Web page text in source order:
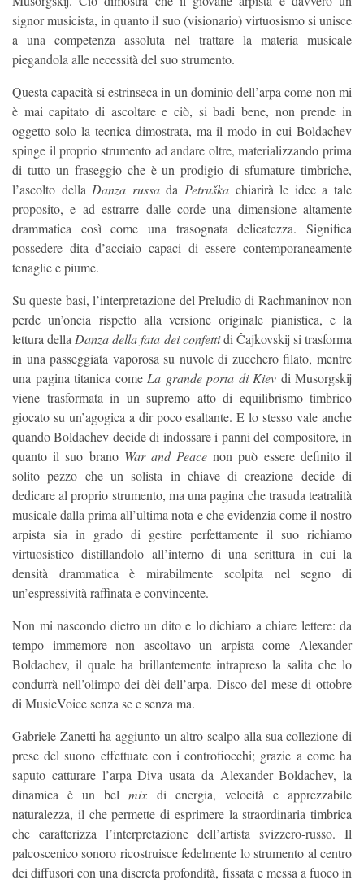
signor musicista, in quanto il suo (visionario) virtuosismo si unisce
a una competenza assoluta nel trattare la materia musicale
piegandola alle necessità del suo strumento.
Questa capacità si estrinseca in un dominio dell’arpa come non mi
è mai capitato di ascoltare e ciò, si badi bene, non prende in
oggetto solo la tecnica dimostrata, ma il modo in cui Boldachev
spinge il proprio strumento ad andare oltre, materializzando prima
di tutto un fraseggio che è un prodigio di sfumature timbriche,
l’ascolto dellaDanza russadaPetruška chiarirà le idee a tale
proposito, e ad estrarre dalle corde una dimensione altamente
drammatica così come una trasognata delicatezza. Significa
possedere dita d’acciaio capaci di essere contemporaneamente
tenaglie e piume.
Su queste basi, l’interpretazione del Preludio di Rachmaninov non
perde un’oncia rispetto alla versione originale pianistica, e la
lettura dellaDanza della fata dei confettidi Čajkovskij si trasforma
in una passeggiata vaporosa su nuvole di zucchero filato, mentre
una pagina titanica come La grande porta di Kiev di Musorgskij
viene trasformata in un supremo atto di equilibrismo timbrico
giocato su un’agogica a dir poco esaltante. E lo stesso vale anche
quando Boldachev decide di indossare i panni del compositore, in
quanto il suo brano War and Peace non può essere definito il
solito pezzo che un solista in chiave di creazione decide di
dedicare al proprio strumento, ma una pagina che trasuda teatralità
musicale dalla prima all’ultima nota e che evidenzia come il nostro
arpista sia in grado di gestire perfettamente il suo richiamo
virtuosistico distillandolo all’interno di una scrittura in cui la
densità drammatica è mirabilmente scolpita nel segno di
un’espressività raffinata e convincente.
Non mi nascondo dietro un dito e lo dichiaro a chiare lettere: da
tempo immemore non ascoltavo un arpista come Alexander
Boldachev, il quale ha brillantemente intrapreso la salita che lo
condurrà nell’olimpo dei dèi dell’arpa. Disco del mese di ottobre
di MusicVoice senza se e senza ma.
Gabriele Zanetti ha aggiunto un altro scalpo alla sua collezione di
prese del suono effettuate con i controfiocchi; grazie a come ha
saputo catturare l’arpa Diva usata da Alexander Boldachev, la
dinamica è un belmix di energia, velocità e apprezzabile
naturalezza, il che permette di esprimere la straordinaria timbrica
che caratterizza l’interpretazione dell’artista svizzero-russo. Il
palcoscenico sonoro ricostruisce fedelmente lo strumento al centro
dei diffusori con una discreta profondità, fissata e messa a fuoco in